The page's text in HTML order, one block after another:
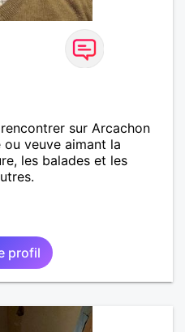
sur Arcachon
veuve aimant la
les balades et les
profil